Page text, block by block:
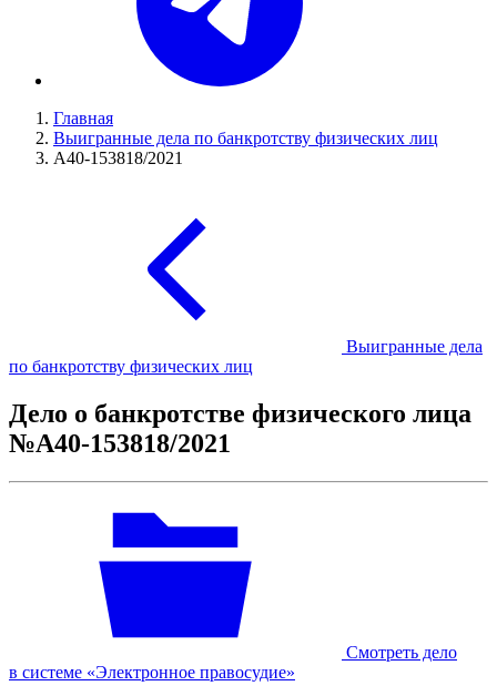
Главная
Выигранные дела по банкротству физических лиц
А40-153818/2021
Выигранные дела
по банкротству физических лиц
Дело о банкротстве физического лица
№А40-153818/2021
Смотреть дело
в системе «Электронное правосудие»